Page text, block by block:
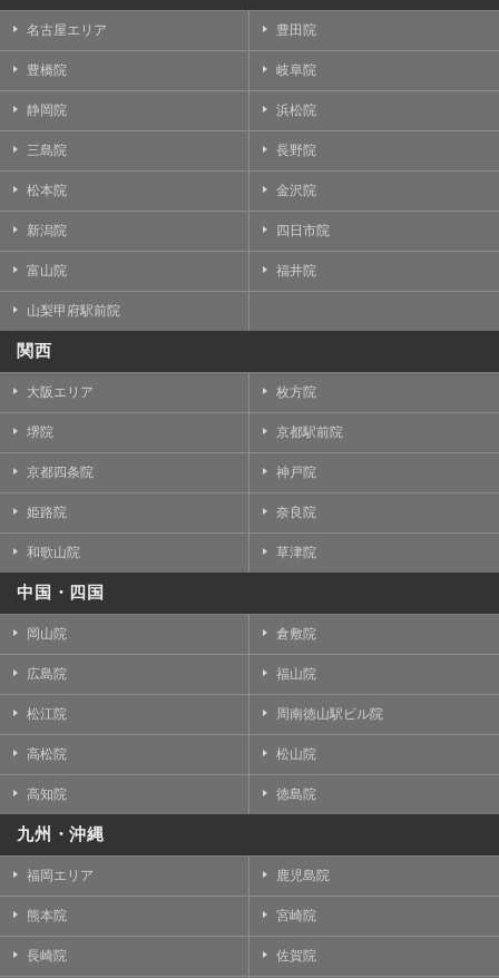
名古屋エリア 豊田院
豊橋院 岐阜院
静岡院 浜松院
三島院 長野院
松本院 金沢院
新潟院 四日市院
富山院 福井院
山梨甲府駅前院
関西
大阪エリア 枚方院
堺院 京都駅前院
京都四条院 神戸院
姫路院 奈良院
和歌山院 草津院
中国・四国
岡山院 倉敷院
広島院 福山院
松江院 周南徳山駅ビル院
高松院 松山院
高知院 徳島院
九州・沖縄
福岡エリア 鹿児島院
熊本院 宮崎院
長崎院 佐賀院